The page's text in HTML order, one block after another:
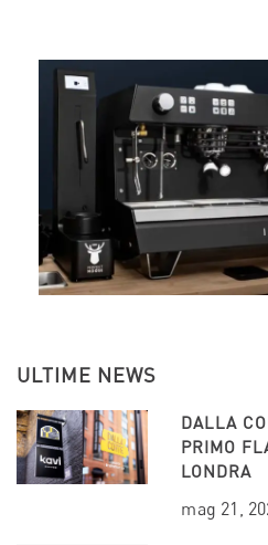
ULTIME NEWS
DALLA
PRIMO
LONDRA
mag 21,